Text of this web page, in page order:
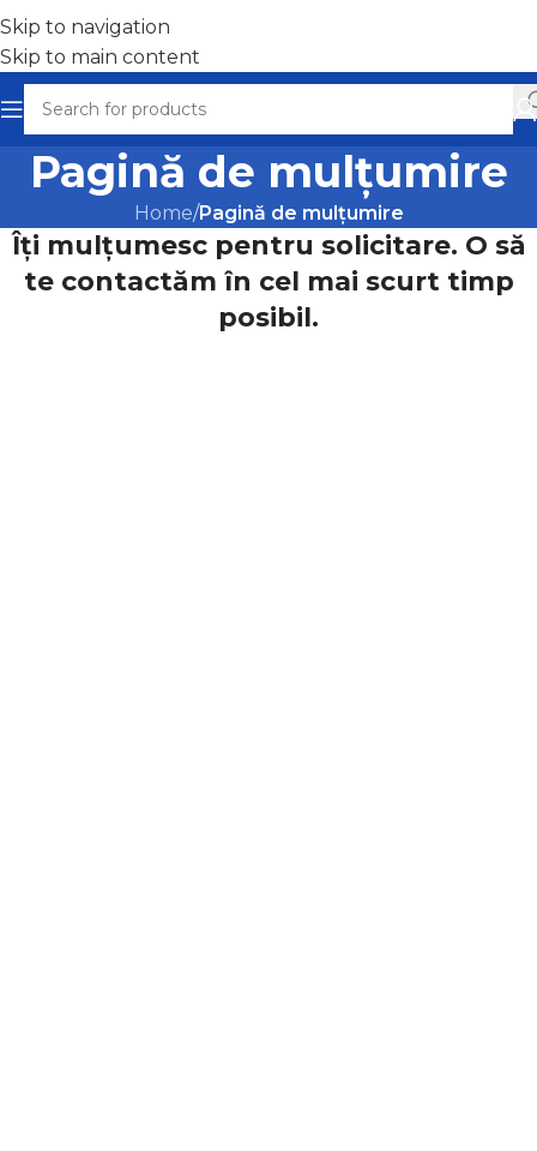
Skip to navigation
Skip to main content
Pagină de mulțumire
Home/Pagină de mulțumire
Îți mulțumesc pentru solicitare. O să
te contactăm în cel mai scurt timp
posibil.